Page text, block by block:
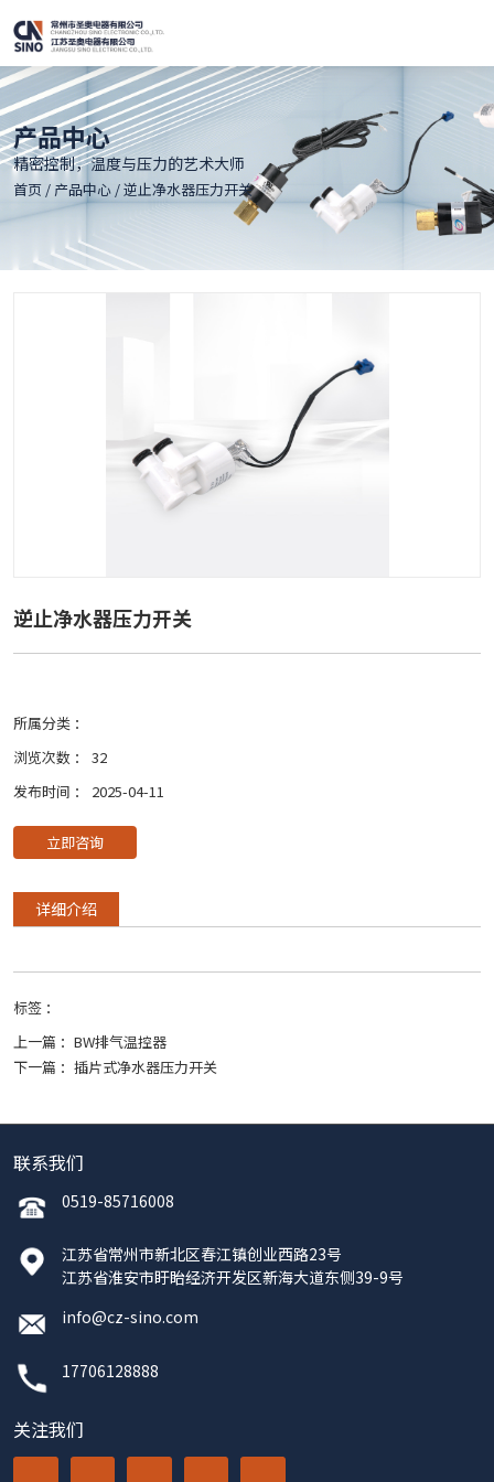
产品中心
精密控制，温度与压力的艺术大师
首页 / 产品中心 /逆止净水器压力开关
逆止净水器压力开关
所属分类 ：
浏览次数 ： 32
发布时间 ： 2025-04-11
立即咨询
详细介绍
标签 ：
上一篇 ： BW排气温控器
下一篇 ： 插片式净水器压力开关
联系我们
0519-85716008
江苏省常州市新北区春江镇创业西路23号
江苏省淮安市盱眙经济开发区新海大道东侧39-9号
info@cz-sino.com
17706128888
关注我们